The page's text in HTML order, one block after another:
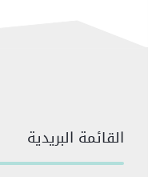
القائمة البريدية